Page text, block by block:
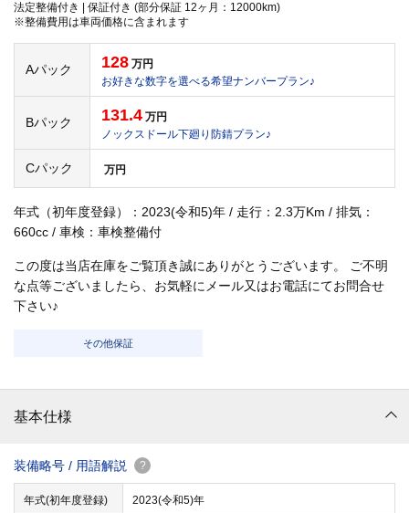
法定整備付き | 保証付き (部分保証 12ヶ月：12000km)
※整備費用は車両価格に含まれます
Aパック 128 万円
お好きな数字を選べる希望ナンバープラン♪
Bパック 131.4 万円
ノックスドール下廻り防錆プラン♪
Cパック 万円
年式（初年度登録）：2023(令和5)年 / 走行：2.3万Km / 排気：
660cc / 車検：車検整備付
この度は当店在庫をご覧頂き誠にありがとうございます。 ご不明
な点等ございましたら、お気軽にメール又はお電話にてお問合せ
下さい♪
その他保証
基本仕様
装備略号 / 用語解説 ?
年式(初年度登録) 2023(令和5)年